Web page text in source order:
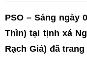
PSO – Sáng ngày
Thìn) tại tịnh xá
Rạch Giá) đã